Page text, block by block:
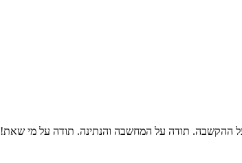
ההקשבה. תודה על המחשבה והנתינה. תודה על מי שאת!